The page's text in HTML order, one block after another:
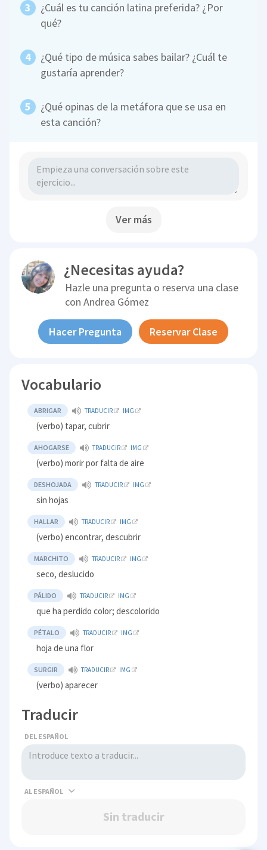
¿Cuál es tu canción latina preferida? ¿Por
qué?
¿Qué tipo de música sabes bailar? ¿Cuál te
gustaría aprender?
¿Qué opinas de la metáfora que se usa en
esta canción?
Ver más
¿Necesitas ayuda?
Hazle una pregunta o reserva una clase
conAndrea Gómez
Hacer Pregunta Reservar Clase
Vocabulario
ABRIGAR TRADUCIR IMG
(verbo) tapar, cubrir
AHOGARSE TRADUCIR IMG
(verbo) morir por falta de aire
DESHOJADA TRADUCIR IMG
sin hojas
HALLAR TRADUCIR IMG
(verbo) encontrar, descubrir
MARCHITO TRADUCIR IMG
seco, deslucido
PÁLIDO TRADUCIR IMG
que ha perdido color; descolorido
PÉTALO TRADUCIR IMG
hoja de una flor
SURGIR TRADUCIR IMG
(verbo) aparecer
Traducir
DEL ESPAÑOL
AL
Sin traducir